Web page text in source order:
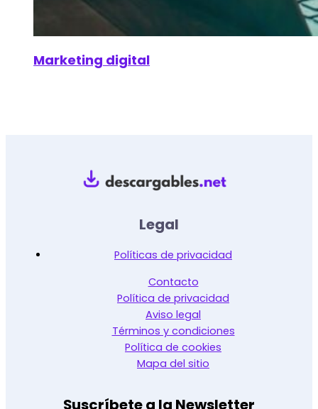
Marketing digital
Legal
Políticas de privacidad
Contacto
Política de privacidad
Aviso legal
Términos y condiciones
Política de cookies
Mapa del sitio
Suscríbete a la Newsletter